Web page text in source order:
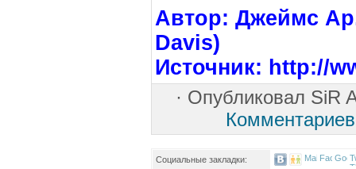
Автор: Джеймс
Davis)
Источник: http://
· Опубликовал SiR
Комментариев
Социальные закладки: